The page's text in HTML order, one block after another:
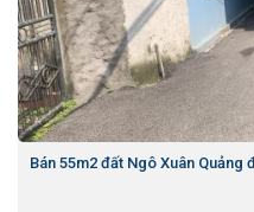
Bán 55m2 đất Ngô Xuân